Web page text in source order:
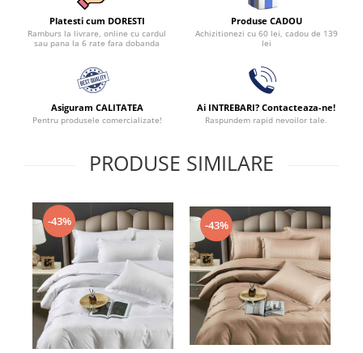
Platesti cum DORESTI
Ramburs la livrare, online cu cardul
sau pana la 6 rate fara dobanda
Produse CADOU
Achizitionezi cu 60 lei, cadou de 139
lei
Asiguram CALITATEA
Pentru produsele comercializate!
Ai INTREBARI? Contacteaza-ne!
Raspundem rapid nevoilor tale.
PRODUSE SIMILARE
-43% -43%